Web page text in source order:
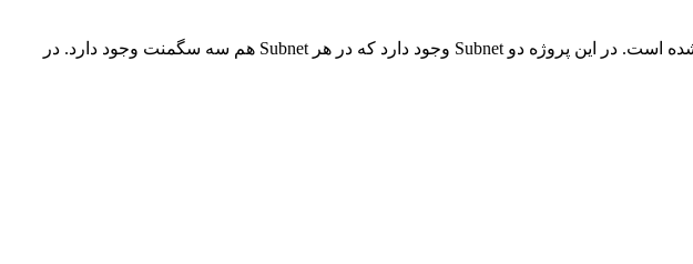
این پروژه یکی از پروژه های شبیه سازی شبکه است که توسط تیم شبکه کار Projectp30 طراحی و پیاده سازی شده است. در این پروژه دو Subnet وجود دارد که در هر Subnet هم سه سگمنت وجود دارد. در